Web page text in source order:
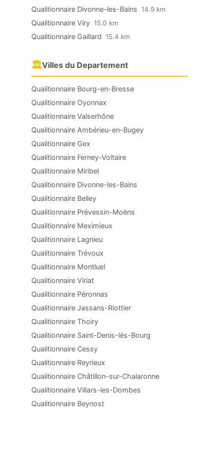
Qualitionnaire Divonne-les-Bains 14.9 km
Qualitionnaire Viry 15.0 km
Qualitionnaire Gaillard 15.4 km
🏛Villes du Departement
Qualitionnaire Bourg-en-Bresse
Qualitionnaire Oyonnax
Qualitionnaire Valserhône
Qualitionnaire Ambérieu-en-Bugey
Qualitionnaire Gex
Qualitionnaire Ferney-Voltaire
Qualitionnaire Miribel
Qualitionnaire Divonne-les-Bains
Qualitionnaire Belley
Qualitionnaire Prévessin-Moëns
Qualitionnaire Meximieux
Qualitionnaire Lagnieu
Qualitionnaire Trévoux
Qualitionnaire Montluel
Qualitionnaire Viriat
Qualitionnaire Péronnas
Qualitionnaire Jassans-Riottier
Qualitionnaire Thoiry
Qualitionnaire Saint-Denis-lès-Bourg
Qualitionnaire Cessy
Qualitionnaire Reyrieux
Qualitionnaire Châtillon-sur-Chalaronne
Qualitionnaire Villars-les-Dombes
Qualitionnaire Beynost